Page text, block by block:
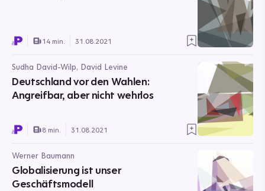
14 min. 31.08.2021
Sudha David-Wilp, David Levine
Deutschland vor den Wahlen:
Angreifbar, aber nicht wehrlos
8 min. 31.08.2021
Werner Baumann
Globalisierung ist unser
Geschäftsmodell